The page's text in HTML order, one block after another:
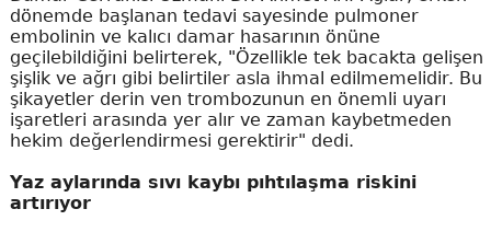
dönemde başlanan tedavi sayesinde pulmoner
embolinin ve kalıcı damar hasarının önüne
geçilebildiğini belirterek, "Özellikle tek bacakta gelişen
şişlik ve ağrı gibi belirtiler asla ihmal edilmemelidir. Bu
şikayetler derin ven trombozunun en önemli uyarı
işaretleri arasında yer alır ve zaman kaybetmeden
hekim değerlendirmesi gerektirir" dedi.
Yaz aylarında sıvı kaybı pıhtılaşma riskini
artırıyor